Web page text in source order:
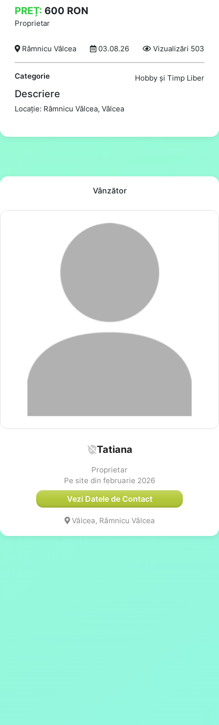
PREȚ: 600 RON
Proprietar
Râmnicu Vâlcea 03.08.26 Vizualizări 503
Categorie Hobby și Timp Liber
Descriere
Locație: Râmnicu Vâlcea, Vâlcea
Vânzător
Tatiana
Proprietar
Pe site din februarie 2026
Vezi Datele de Contact
Vâlcea, Râmnicu Vâlcea